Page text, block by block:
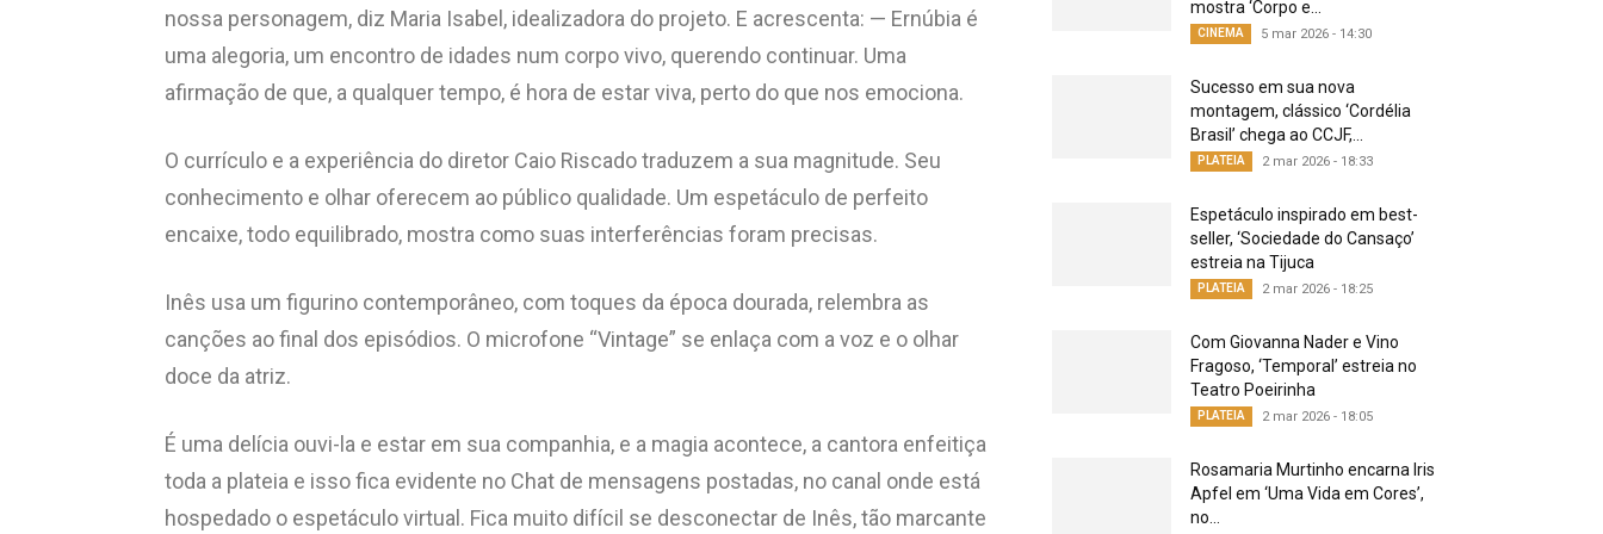
nossa personagem, diz Maria Isabel, idealizadora do projeto. E acrescenta: — Ernúbia é
uma alegoria, um encontro de idades num corpo vivo, querendo continuar. Uma
afirmação de que, a qualquer tempo, é hora de estar viva, perto do que nos emociona.
O currículo e a experiência do diretor Caio Riscado traduzem a sua magnitude. Seu
conhecimento e olhar oferecem ao público qualidade. Um espetáculo de perfeito
encaixe, todo equilibrado, mostra como suas interferências foram precisas.
Inês usa um figurino contemporâneo, com toques da época dourada, relembra as
canções ao final dos episódios. O microfone “Vintage” se enlaça com a voz e o olhar
doce da atriz.
É uma delícia ouvi-la e estar em sua companhia, e a magia acontece, a cantora enfeitiça
toda a plateia e isso fica evidente no Chat de mensagens postadas, no canal onde está
hospedado o espetáculo virtual. Fica muito difícil se desconectar de Inês, tão marcante
mostra ‘Corpo e...
CINEMA 5 mar 2026 - 14:30
Sucesso em sua nova
montagem, clássico ‘Cordélia
Brasil’ chega ao CCJF,...
PLATEIA 2 mar 2026 - 18:33
Espetáculo inspirado em best-
seller, ‘Sociedade do Cansaço’
estreia na Tijuca
PLATEIA 2 mar 2026 - 18:25
Com Giovanna Nader e Vino
Fragoso, ‘Temporal’ estreia no
Teatro Poeirinha
PLATEIA 2 mar 2026 - 18:05
Rosamaria Murtinho encarna Iris
Apfel em ‘Uma Vida em Cores’,
no...